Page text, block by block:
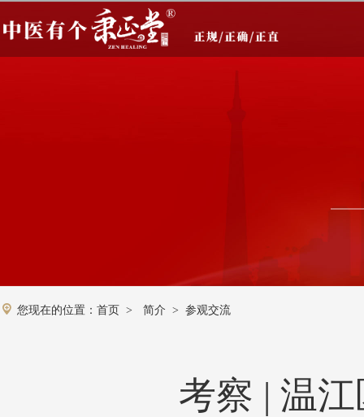
您现在的位置： 首页 > 简介 > 参观交流
考察 | 温